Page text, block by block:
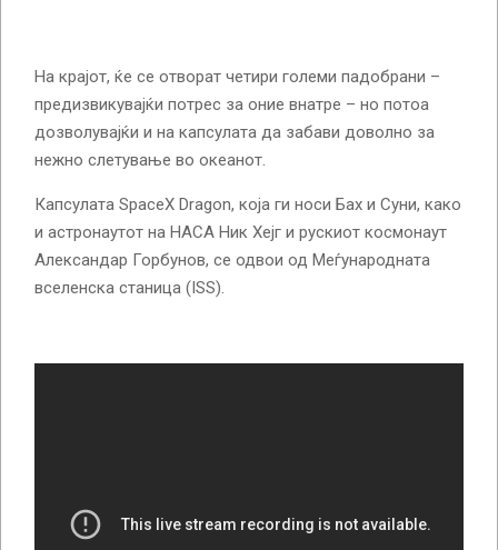
На крајот, ќе се отворат четири големи падобрани –
предизвикувајќи потрес за оние внатре – но потоа
дозволувајќи и на капсулата да забави доволно за
нежно слетување во океанот.
Капсулата SpaceX Dragon, која ги носи Бах и Суни, како
и астронаутот на НАСА Ник Хејг и рускиот космонаут
Александар Горбунов, се одвои од Меѓународната
вселенска станица (ISS).